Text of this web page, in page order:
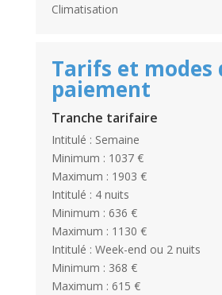
Climatisation
Tarifs et modes
paiement
Tranche tarifaire
Intitulé : Semaine
Minimum : 1037 €
Maximum : 1903 €
Intitulé : 4 nuits
Minimum : 636 €
Maximum : 1130 €
Intitulé : Week-end ou 2 nuits
Minimum : 368 €
Maximum : 615 €